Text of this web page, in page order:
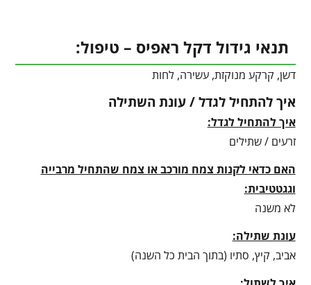
תנאי גידול דקל ראפיס – טיפול:
דשן, קרקע מנוקזת, עשירה, לחות
איך להתחיל לגדל / עונת השתילה
איך להתחיל לגדל:
זרעים / שתילים
האם כדאי לקנות צמח מורכב או צמח שהתחיל מרבייה
וגגטטיבית:
לא משנה
עונת שתילה:
אביב, קיץ, סתיו (בתוך הבית כל השנה)